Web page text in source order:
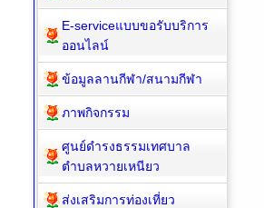
E-serviceแบบขอรับบริการ
ออนไลน์
ข้อมูลลานกีฬา/สนามกีฬา
ภาพกิจกรรม
ศูนย์ดำรงธรรมเทศบาล
ตำบลหวายเหนียว
ส่งเสริมการท่องเที่ยว